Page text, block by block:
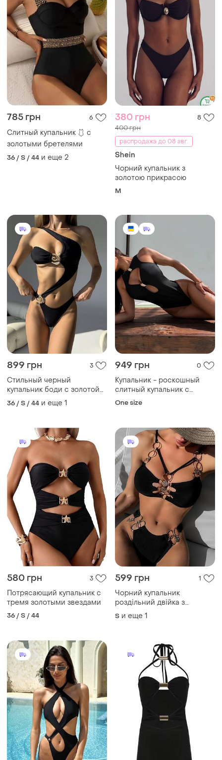
785 грн 6
Слитный купальник 🩱 с
золотыми бретелями
36 / S / 44 и еще 2
380 грн 8
400 грн
распродажа до 08 авг.
Shein
Чорний купальник з
золотою прикрасою
M
899 грн 3
Стильный черный
купальник боди с золотой
фурнитурой
36 / S / 44 и еще 1
949 грн 0
Купальник - роскошный
слитный купальник с
золотым акцентом
One size
580 грн 3
Потрясающий купальник с
тремя золотыми звездами
36 / S / 44
599 грн 1
Чорний купальник
роздільний двійка з
золотою фурнітурою
S и еще 1